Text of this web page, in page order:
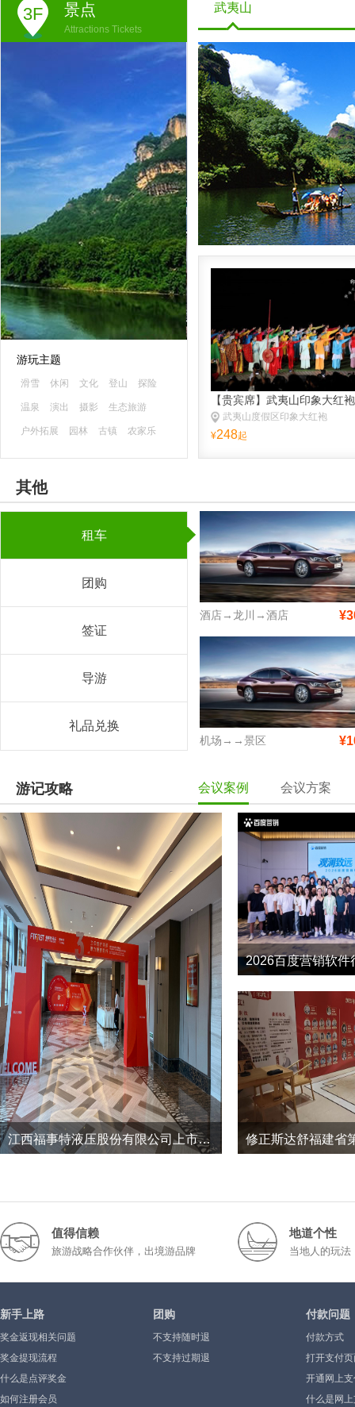
3F 景点
Attractions Tickets
游玩主题
滑雪 休闲 文化 登山 探险
温泉 演出 摄影 生态旅游
户外拓展 园林 古镇 农家乐
古迹
武夷山
【贵宾席】武夷山印象大红袍
武夷山度假区印象大红袍
¥248起
其他
租车
团购
签证
导游
礼品兑换
酒店→龙川→酒店
机场→→景区
游记攻略 会议案例 会议方案
江西福事特液压股份有限公司上市三周年暨2026半年度经营工作总结会议
2026百度营销软件
2026-5
值得信赖
旅游战略合作伙伴，出境游品牌
地道个性
当地人的玩法
新手上路
奖金返现相关问题
奖金提现流程
什么是点评奖金
如何注册会员
团购
不支持随时退
不支持过期退
付款问题
付款方式
打开支付
示”或空白
开通网上
什么是网